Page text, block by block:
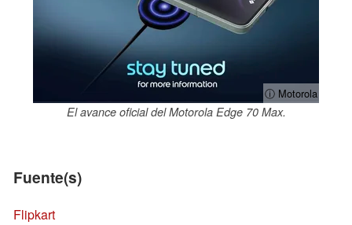
ⓘ Motorola
El avance oficial del Motorola Edge 70 Max.
Fuente(s)
Flipkart